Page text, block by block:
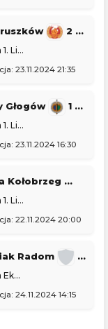
2 - 2
Liga
23.11.2024 21:35
Głogów 1 - 1
Liga
23.11.2024 16:30
Kotwica Kołobrzeg
Liga
22.11.2024 20:00
Radom 1 - 2
24.11.2024 14:15